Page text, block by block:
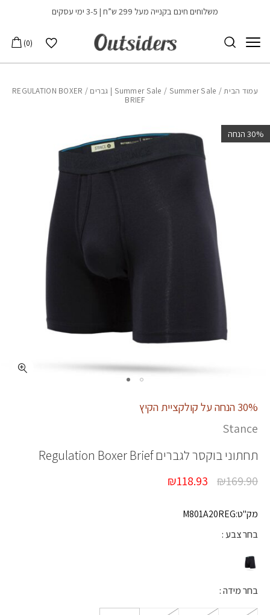
Skip to Contentמשלוחים חינם בקנייה מעל 299 ש”ח | 3-5 ימי עסקים
הרשימה שלי
0
עמוד הבית/
Summer Sale / Summer Sale | גברים
/ REGULATION BOXER
BRIEF
Stance
תחתוני בוקסר לגבריםRegulation Boxer Brief
₪169.90
₪118.93
מק"ט:M801A20REG
30% הנחה על קולקציית הקיץ
בחר צבע
בחר מידה
‫30% הנחה